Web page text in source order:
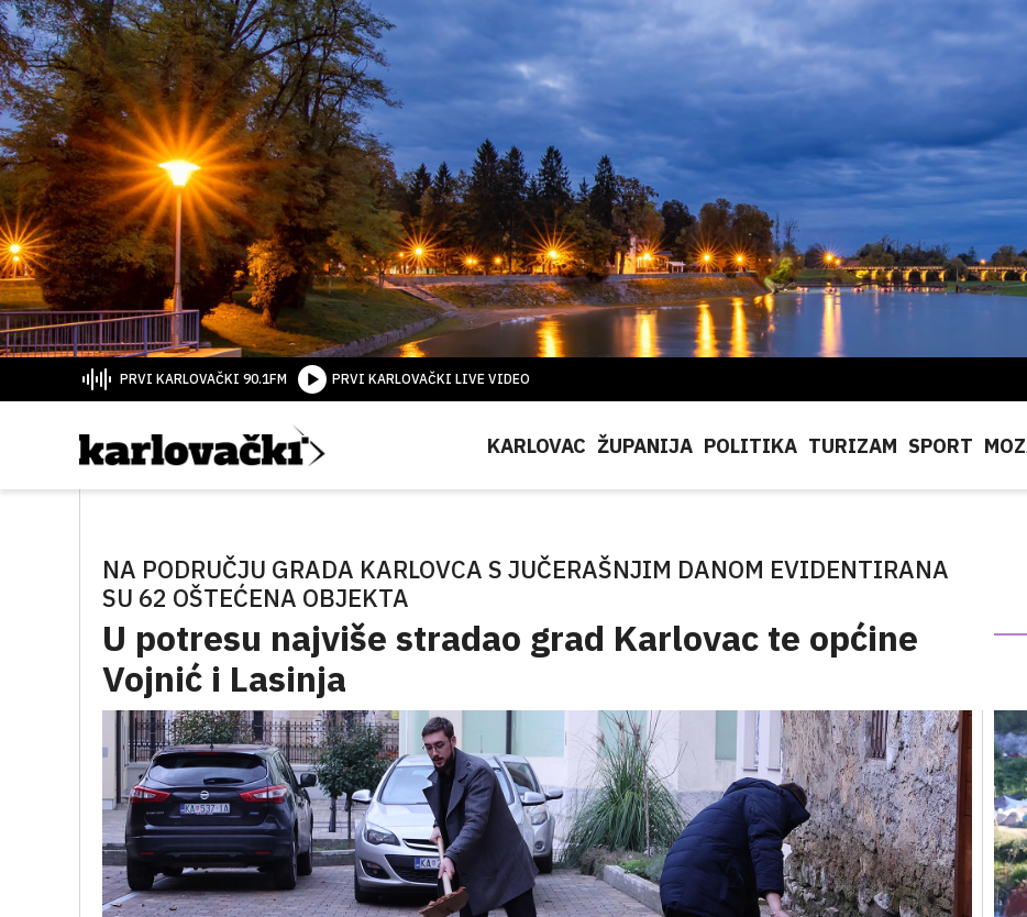
PRVI KARLOVAČKI 90.1FM PRVI KARLOVAČKI LIVE VIDEO
KARLOVAC ŽUPANIJA POLITIKA TURIZAM SPORT
NA PODRUČJU GRADA KARLOVCA S JUČERAŠNJIM DANOM EVIDENTIRANA
SU 62 OŠTEĆENA OBJEKTA
U potresu najviše stradao grad Karlovac te općine
Vojnić i Lasinja